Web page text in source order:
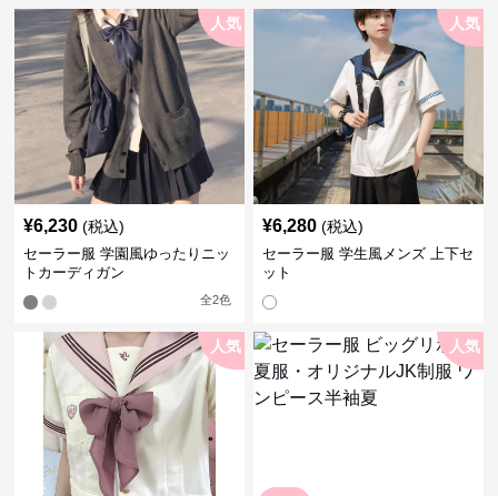
人気
¥6,230 (税込)
セーラー服 学園風ゆったりニッ
トカーディガン
全2色
人気
¥6,280 (税込)
セーラー服 学生風メンズ 上下セ
ット
人気 人気